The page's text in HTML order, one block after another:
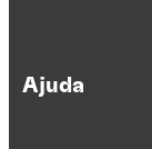
Ajuda